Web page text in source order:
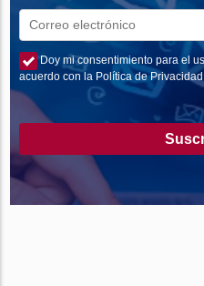
Doy mi consentimiento para el
acuerdo con la Política de Privacidad